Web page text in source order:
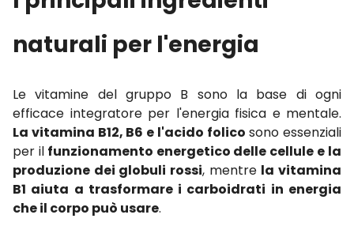
naturali per l'energia
Le vitamine del gruppo B sono la base di ogni
efficace integratore per l'energia fisica e mentale.
La vitamina B12, B6 e l'acido folico sono essenziali
per il funzionamento energetico delle cellule e la
produzione dei globuli rossi, mentre la vitamina
B1 aiuta a trasformare i carboidrati in energia
che il corpo può usare.